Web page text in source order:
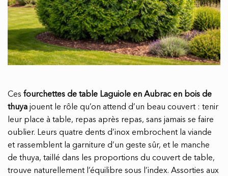
Ces fourchettes de table Laguiole en Aubrac en bois de
thuya jouent le rôle qu’on attend d’un beau couvert : tenir
leur place à table, repas après repas, sans jamais se faire
oublier. Leurs quatre dents d’inox embrochent la viande
et rassemblent la garniture d’un geste sûr, et le manche
de thuya, taillé dans les proportions du couvert de table,
trouve naturellement l’équilibre sous l’index. Assorties aux